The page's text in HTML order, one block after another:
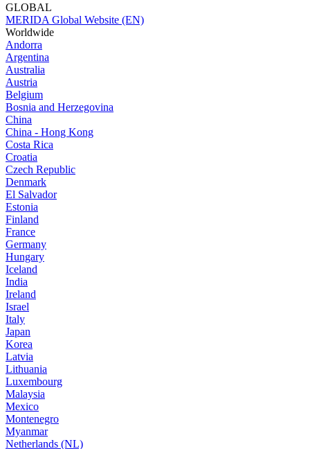
GLOBAL
MERIDA Global Website (EN)
Worldwide
Andorra
Argentina
Australia
Austria
Belgium
Bosnia and Herzegovina
China
China - Hong Kong
Costa Rica
Croatia
Czech Republic
Denmark
El Salvador
Estonia
Finland
France
Germany
Hungary
Iceland
India
Ireland
Israel
Italy
Japan
Korea
Latvia
Lithuania
Luxembourg
Malaysia
Mexico
Montenegro
Myanmar
Netherlands (NL)